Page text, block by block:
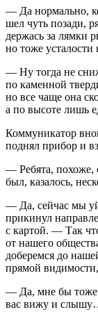
— Да нормально,
шел чуть позади,
держась за лямки
но тоже усталости
— Ну тогда не
по каменной
но все чаще она
а по высоте лишь
Коммуникатор
поднял прибор и
— Ребята, похоже,
был, казалось,
— Да, сейчас мы
прикинул
с картой. — Так
от нашего
доберемся до
прямой
— Да, мне бы тоже
вас вижу и